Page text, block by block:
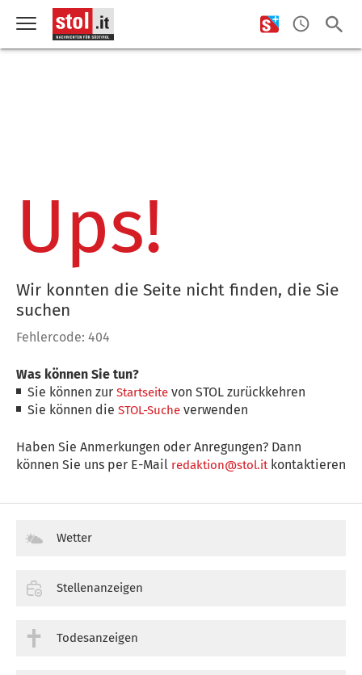
Ups!
Wir konnten die Seite nicht finden, die Sie
suchen
Fehlercode: 404
Was können Sie tun?
Sie können zurStartseite von STOL zurückkehren
Sie können dieSTOL-Suche verwenden
Haben Sie Anmerkungen oder Anregungen? Dann
können Sie uns per E-Mail redaktion@stol.itkontaktieren
Wetter
Stellenanzeigen
Todesanzeigen